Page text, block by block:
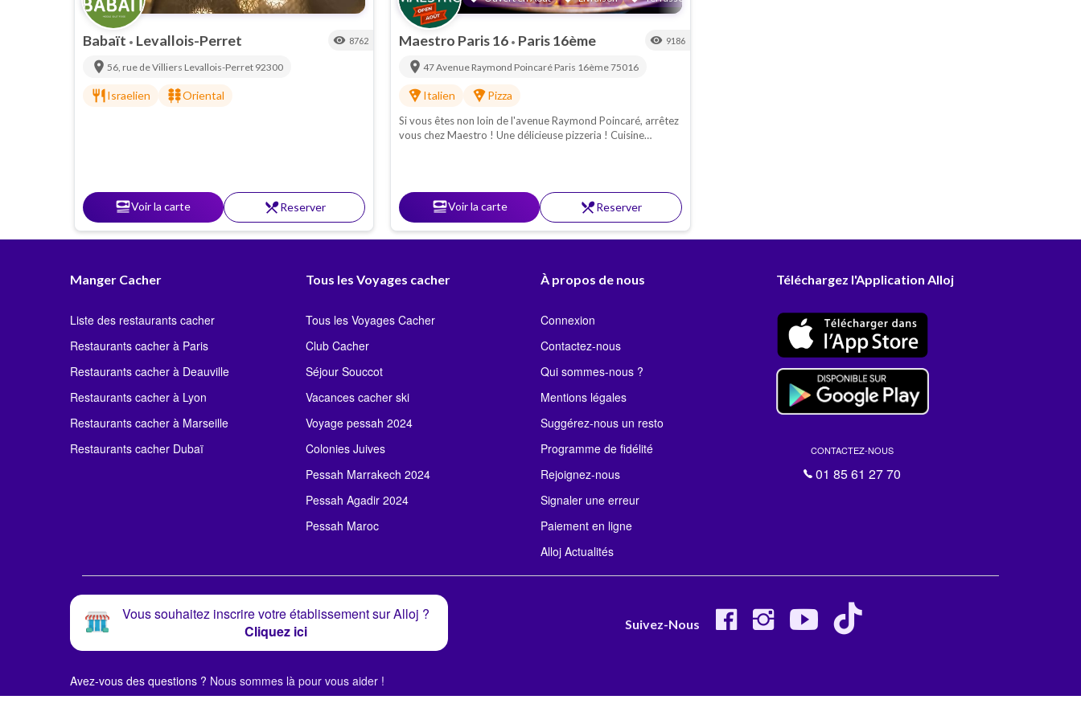
Babaït • Levallois-Perret visibility 8762
location_on 56, rue de Villiers Levallois-Perret 92300
restaurant Israelien kebab_diningOriental
set_mealVoir la carte restaurant_menuReserver
Maestro Paris 16 • Paris 16ème visibility 9186
location_on47 Avenue Raymond Poincaré Paris 16ème75016
local_pizzaItalien local_pizzaPizza
Si vous êtes non loin de l'avenue Raymond Poincaré, arrêtez
vous chez Maestro ! Une délicieuse pizzeria ! Cuisine
set_mealVoir la carte restaurant_menuReserver
Manger Cacher
Liste des restaurants cacher
Restaurants cacher à Paris
Restaurants cacher à Deauville
Restaurants cacher à Lyon
Restaurants cacher à Marseille
Restaurants cacher Dubaï
Tous les Voyages cacher
Tous les Voyages Cacher
Club Cacher
Séjour Souccot
Vacances cacher ski
Voyage pessah 2024
Colonies Juives
Pessah Marrakech 2024
Pessah Agadir 2024
Pessah Maroc
À propos de nous
Connexion
Contactez-nous
Qui sommes-nous ?
Mentions légales
Suggérez-nous un resto
Programme de fidélité
Rejoignez-nous
Signaler une erreur
Paiement en ligne
Alloj Actualités
Téléchargez l'Application Alloj
CONTACTEZ-NOUS
01 85 61 27 70
Vous souhaitez inscrire votre établissement sur Alloj ?
Cliquez ici
Suivez-Nous
Avez-vous des questions ? Nous sommes là pour vous aider !
© Alloj.2024 Tous droits réservés